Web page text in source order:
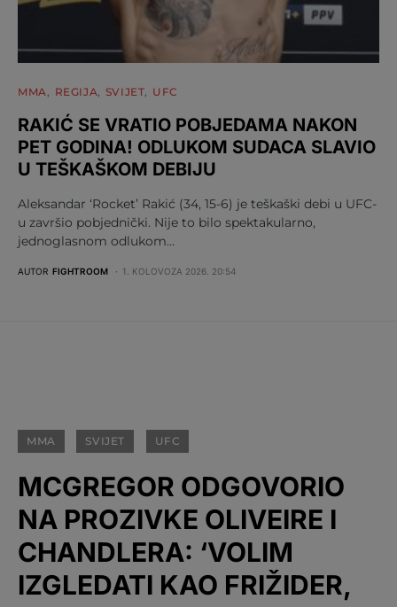
MMA REGIJA SVIJET UFC
RAKIĆ SE VRATIO POBJEDAMA NAKON
PET GODINA! ODLUKOM SUDACA SLAVIO
U TEŠKAŠKOM DEBIJU
Aleksandar ‘Rocket’ Rakić (34, 15-6) je teškaški debi u UFC-
u završio pobjednički. Nije to bilo spektakularno,
jednoglasnom odlukom…
AUTOR FIGHTROOM 1. KOLOVOZA 2026. 20:54
MMA SVIJET UFC
MCGREGOR ODGOVORIO
NA PROZIVKE OLIVEIRE I
CHANDLERA: ‘VOLIM
IZGLEDATI KAO FRIŽIDER,